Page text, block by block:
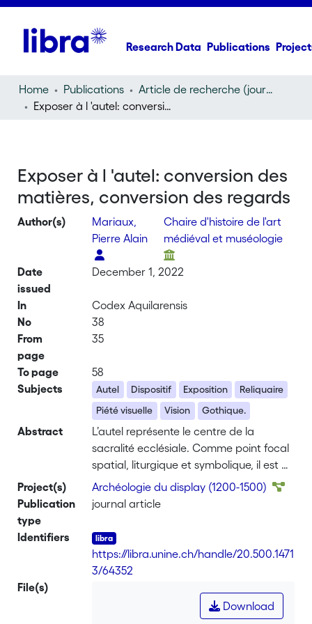
Research Data Publications
Home Publications
Article de recherche (journal article)
Exposer à l 'autel: conversion des matières, conversion des regards
Exposer à l 'autel: conversion des
matières, conversion des regards
Author(s)
Mariaux,
Pierre Alain
Chaire d'histoire de l'art
médiéval et muséologie
Date
issued
December 1, 2022
In
Codex Aquilarensis
No
38
From
page
35
To page
58
Subjects
Autel Dispositif Exposition
Reliquaire
Piété visuelle
Vision Gothique.
Abstract
L’autel représente le centre de la
sacralité ecclésiale. Comme point focal
spatial, liturgique et symbolique, il est un
lieu complexe, à la fois celui de la
conversion des espèces eucharistiques
apparaît dès lors comme l’un des points
de contact essentiels de l’humain, du
matériel, du charnel, avec le sacré et la
la présence et celui de la présentation.
Dans les pages suivantes, j’aborde la
Project(s)
Archéologie du display (1200-1500)
Publication
type
journal article
Identifiers
https://libra.unine.ch/handle/20.500.1471
3/64352
File(s)
Download